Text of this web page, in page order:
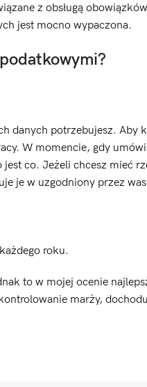
z obsługą
jest mocno wypaczona.
danych potrzebujesz. Aby
W momencie, gdy
co. Jeżeli chcesz mieć
je w uzgodniony przez
roku.
to w mojej ocenie
marży,